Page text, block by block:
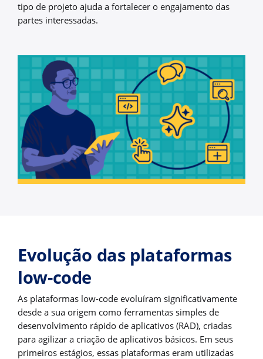
tipo de projeto ajuda a fortalecer o engajamento das
partes interessadas.
Evolução das plataformas
low-code
As plataformas low-code evoluíram significativamente
desde a sua origem como ferramentas simples de
desenvolvimento rápido de aplicativos (RAD), criadas
para agilizar a criação de aplicativos básicos. Em seus
primeiros estágios, essas plataformas eram utilizadas